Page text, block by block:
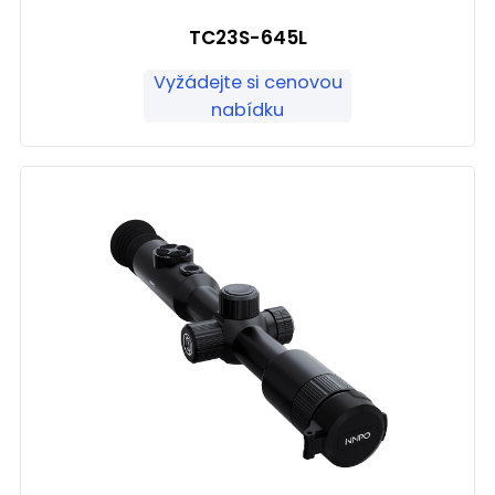
TC23S-645L
Vyžádejte si cenovou
nabídku